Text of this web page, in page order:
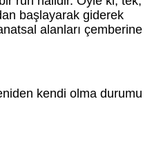
başlayarak giderek
alanları çemberine
kendi olma durumu